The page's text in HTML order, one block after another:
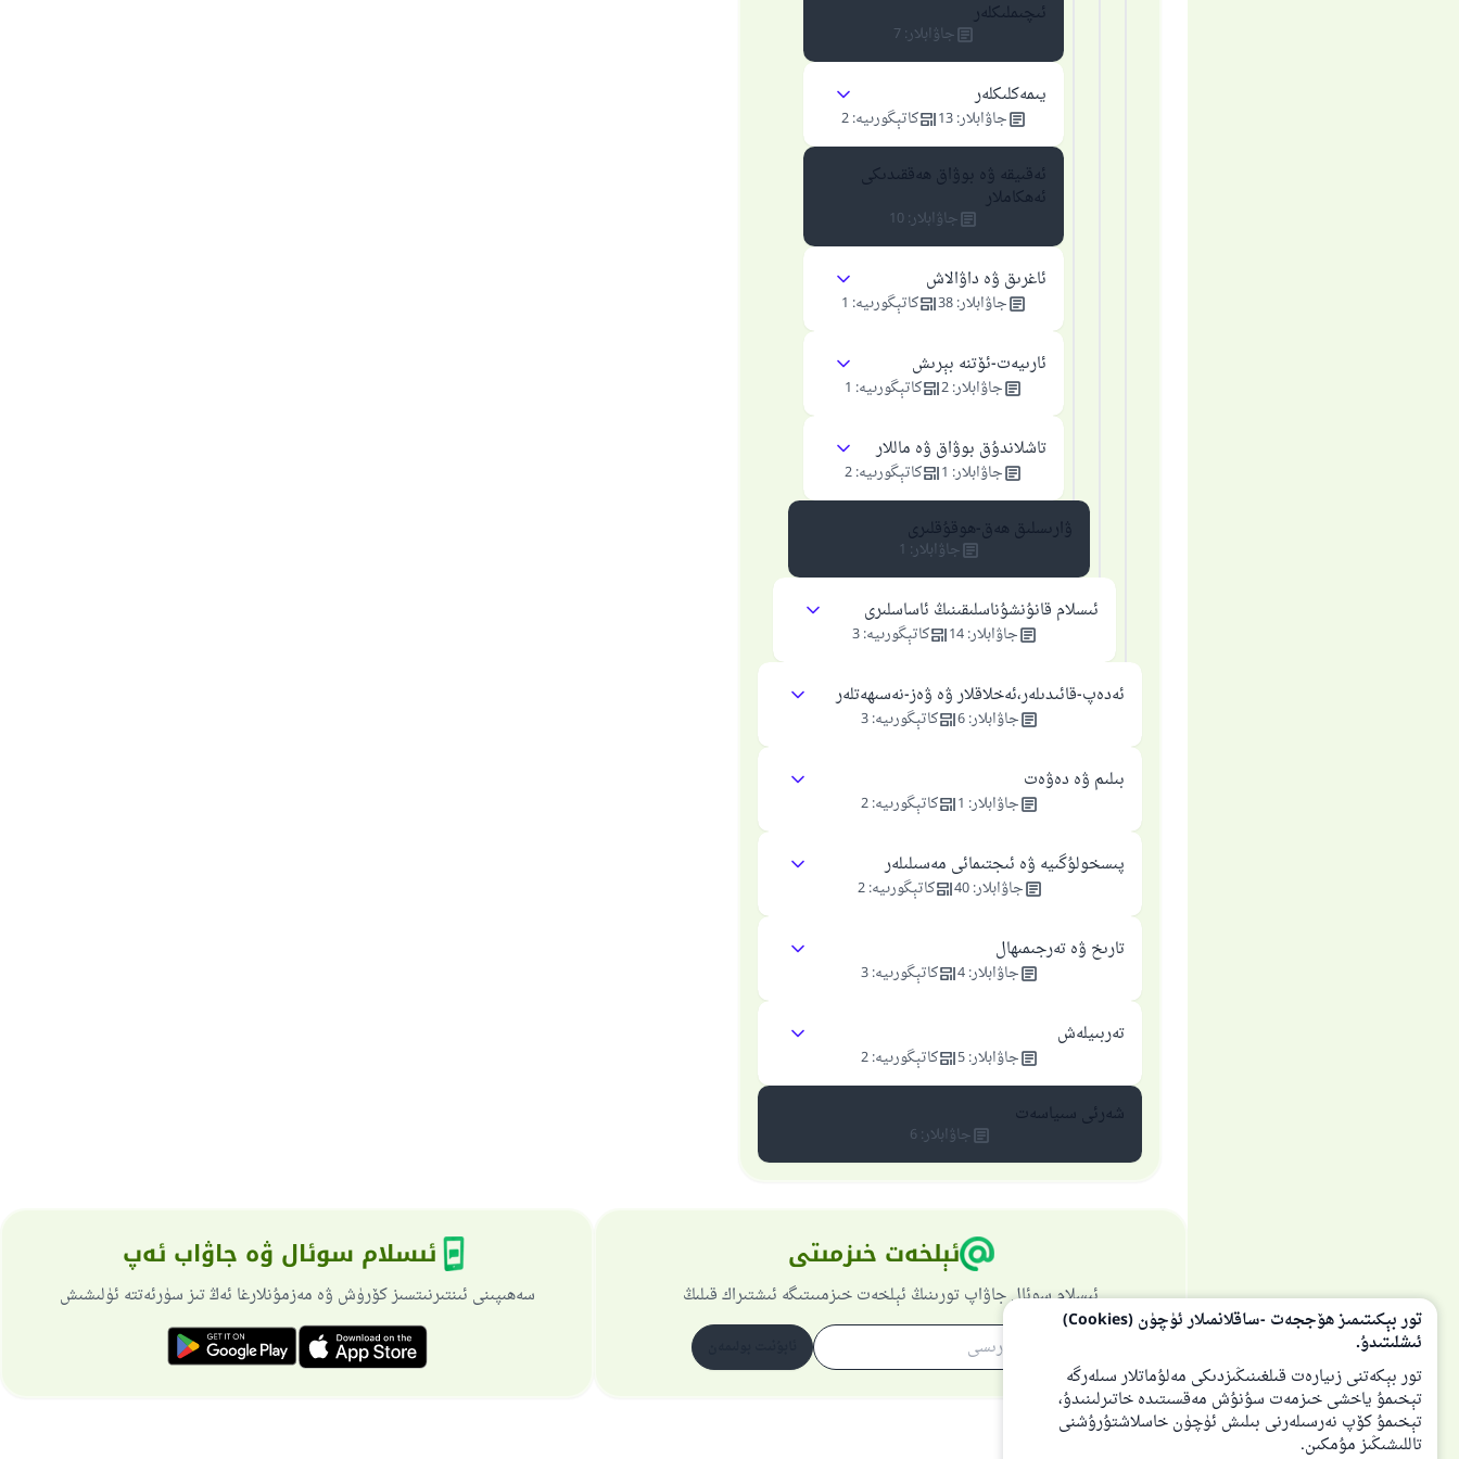
ئىچىملىكلەر
جاۋابلار:
7
يىمەكلىكلەر
جاۋابلار:
13 كاتېگورىيە:
2
ئەقىيقە ۋە بوۋاق ھەققىدىكى
ئەھكاملار
جاۋابلار:
10
ئاغرىق ۋە داۋالاش
جاۋابلار:
38 كاتېگورىيە:
1
ئارىيەت-ئۆتنە بېرىش
جاۋابلار:
2 كاتېگورىيە:
1
تاشلاندۇق بوۋاق ۋە ماللار
جاۋابلار:
1 كاتېگورىيە:
2
ۋارىسلىق ھەق-ھوقۇقلىرى
جاۋابلار:
1
ئىسلام قانۇنشۇناسلىقىنىڭ ئاساسلىرى
جاۋابلار:
14 كاتېگورىيە:
3
ئەدەپ-قائىدىلەر،ئەخلاقلار ۋە ۋەز-نەسىھەتلەر
جاۋابلار:
6 كاتېگورىيە:
3
بىلىم ۋە دەۋەت
جاۋابلار:
1 كاتېگورىيە:
2
پىسخولۇگىيە ۋە ئىجتىمائى مەسىلىلەر
جاۋابلار:
40 كاتېگورىيە:
2
تارىخ ۋە تەرجىمىھال
جاۋابلار:
4 كاتېگورىيە:
3
تەربىيلەش
جاۋابلار:
5 كاتېگورىيە:
2
شەرئى سىياسەت
جاۋابلار:
6
ئېلخەت خىزمىتى
ئىسلام سوئال جاۋاپ تورىنىڭ ئېلخەت خىزمىىتىگە ئىشتىراك قىلىڭ
ئىسلام سوئال ۋە جاۋاب ئەپ
سەھىپىنى ئىنتىرنىتسىز كۆرۈش ۋە مەزمۇنلارغا ئەڭ تىز سۈرئەتتە ئۈلىشىش
تور بېكىتىمىز ھۆججەت -ساقلانمىلار ئۈچۈن (Cookies)
ئىشلىتىدۇ.
تور بېكەتنى زىيارەت قىلغىنىڭىزدىكى مەلۇماتلار سىلەرگە
تېخىمۇ ياخشى خىزمەت سۇنۇش مەقسىتىدە خاتىرلىنىدۇ،
تېخىمۇ كۆپ نەرسىلەرنى بىلىش ئۈچۈن خاسلاشتۇرۇشنى
تاللىشىڭىز مۇمكىن.